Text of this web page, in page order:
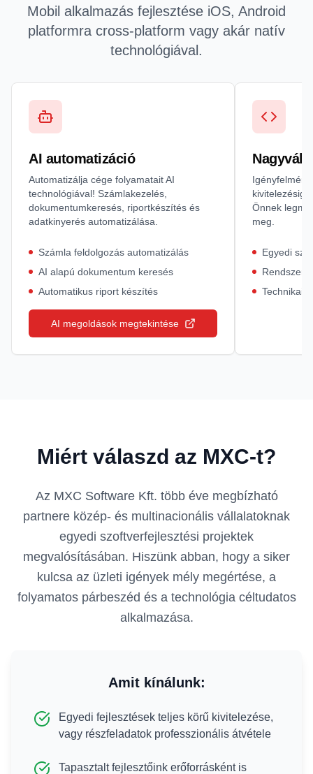
Mobil alkalmazás fejlesztése iOS, Android
platformra cross-platform vagy akár natív
technológiával.
AI automatizáció
Automatizálja cége folyamatait AI
technológiával! Számlakezelés,
dokumentumkeresés, riportkészítés és
adatkinyerés automatizálása.
Számla feldolgozás automatizálás
AI alapú dokumentum keresés
Automatikus riport készítés
AI megoldások megtekintése
kivitelezésig
Önnek
meg.
Egyedi
Rendszer
Technikai
Miért válaszd az MXC-t?
Az MXC Software Kft. több éve megbízható
partnere közép- és multinacionális vállalatoknak
egyedi szoftverfejlesztési projektek
megvalósításában. Hiszünk abban, hogy a siker
kulcsa az üzleti igények mély megértése, a
folyamatos párbeszéd és a technológia céltudatos
alkalmazása.
Amit kínálunk:
Egyedi fejlesztések teljes körű kivitelezése,
vagy részfeladatok professzionális átvétele
Tapasztalt fejlesztőink erőforrásként is